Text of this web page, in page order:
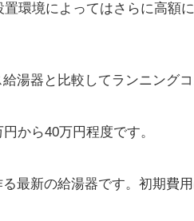
環境によってはさらに高額
湯器と比較してランニング
から40万円程度です。
最新の給湯器です。初期費